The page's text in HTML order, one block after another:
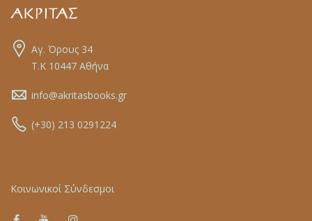
Αγ. Όρους 34
Τ.Κ 10447 Αθήνα
info@akritasbooks.gr
(+30) 213 0291224
Κοινωνικοί Σύνδεσμοι